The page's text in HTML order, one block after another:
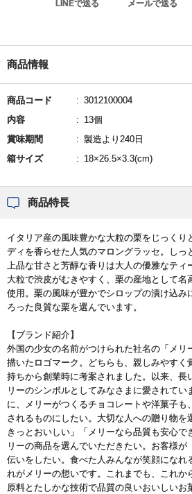
LINEで送る メールで送る
商品情報
商品コード
3012100004
内容
13個
賞味期間
製造より240日
箱サイズ
18×26.5×3.3(cm)
商品特長
イタリア産の風味豊かな大粒の栗をじっくり
ディを香らせた人気のマロングラッセ。しっ
上品な甘さと芳醇な香りは大人の優雅なティ
大粒で渋皮がむきやすく、栗の産地として名
使用。栗の風味が豊かでシロップの漬け込み
ろった良質な栗を選んでいます。
【ブランド紹介】
外国の少女の名前がつけられた社名の「メリ
描いたロゴマーク。どちらも、親しみやすく
持ちから創業時に考案されました。以来、長
リーのシンボルとしてみなさまに愛されてい
に、メリーがつくるチョコレートや洋菓子も
されるものにしたい。大切な人への贈り物を
きっとおいしい」「メリーなら品質も安心で
リーの商品を選んでいただきたい。お客様が
伝いをしたい。食べた人みんなが笑顔になれ
れがメリーの想いです。これまでも、これか
原料とたしかな技術で品質の良いおいしいお